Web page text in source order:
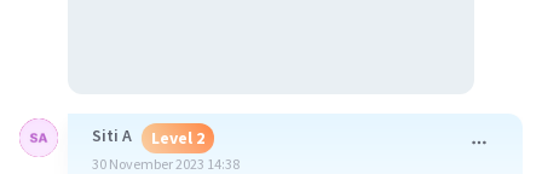
Siti A Level 2
30 November 2023 14:38